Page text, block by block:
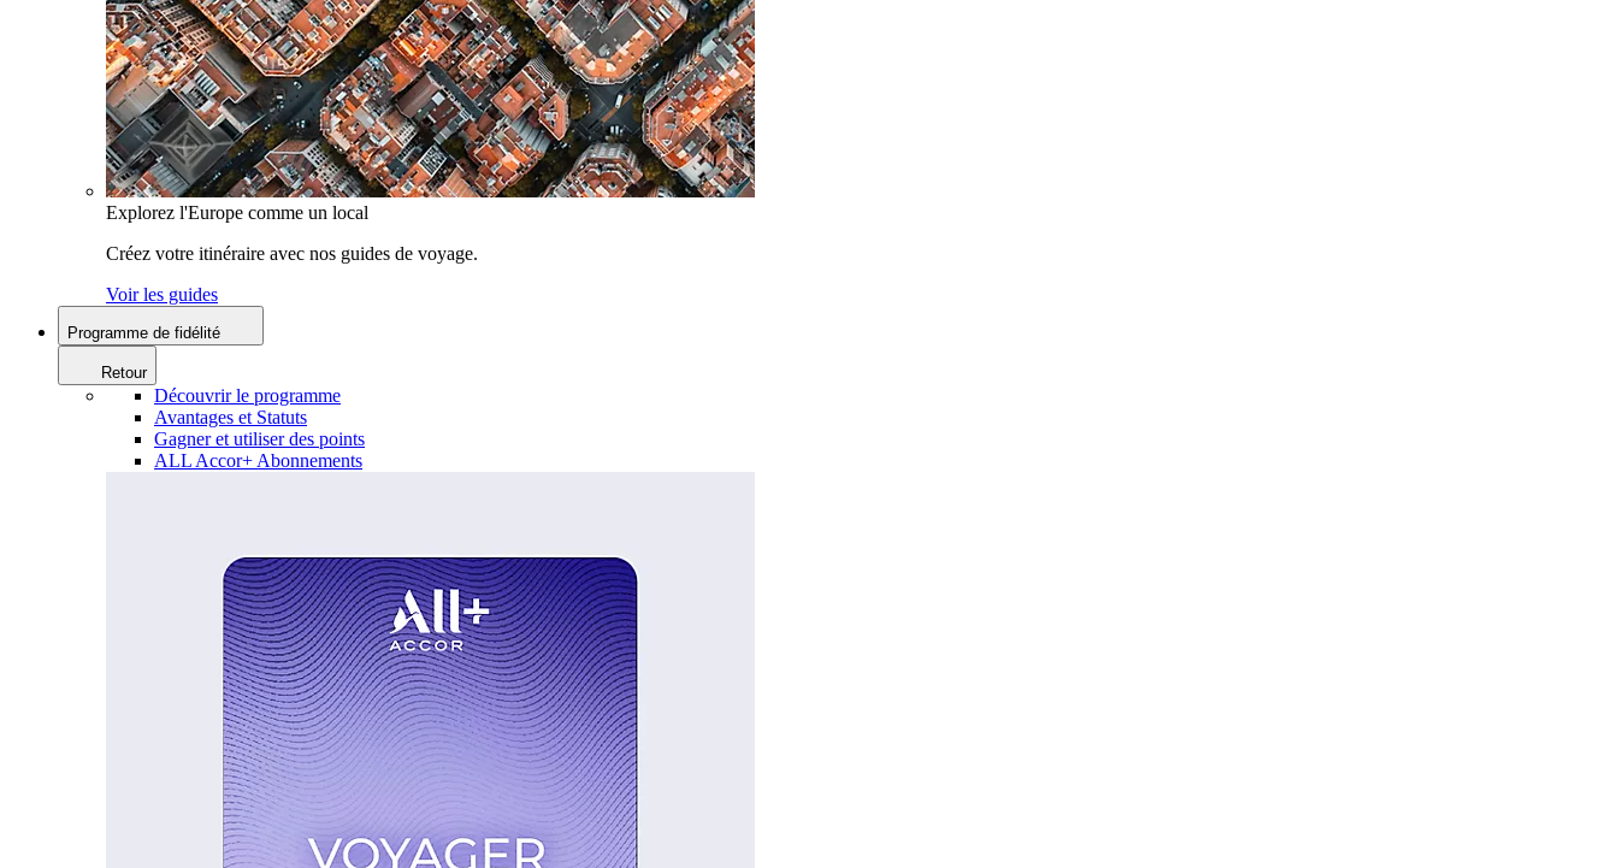
Explorez l'Europe comme un local
Créez votre itinéraire avec nos guides de voyage.
Voir les guides
Programme de fidélité
Retour
Découvrir le programme
Avantages et Statuts
Gagner et utiliser des points
ALL Accor+ Abonnements